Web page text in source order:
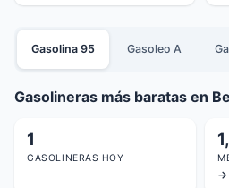
Gasolina 95 Gasoleo A
Gasolineras más baratas en
1
GASOLINERAS HOY
→